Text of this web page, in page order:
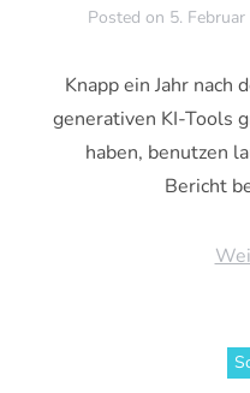
Posted on 5.
Knapp ein Jahr nach
generativen KI-Tools
haben, benutzen
Bericht